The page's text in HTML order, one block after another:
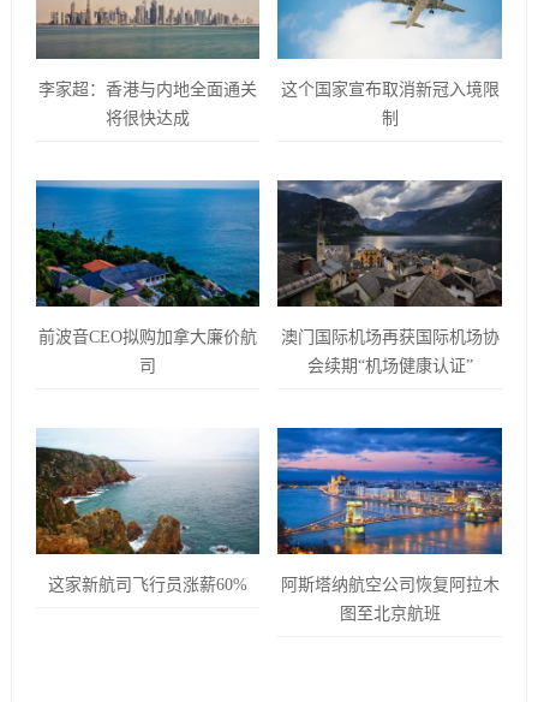
李家超：香港与内地全面通关
将很快达成
这个国家宣布取消新冠入境限
制
前波音CEO拟购加拿大廉价航
司
澳门国际机场再获国际机场协
会续期“机场健康认证”
这家新航司飞行员涨薪60%
阿斯塔纳航空公司恢复阿拉木
图至北京航班